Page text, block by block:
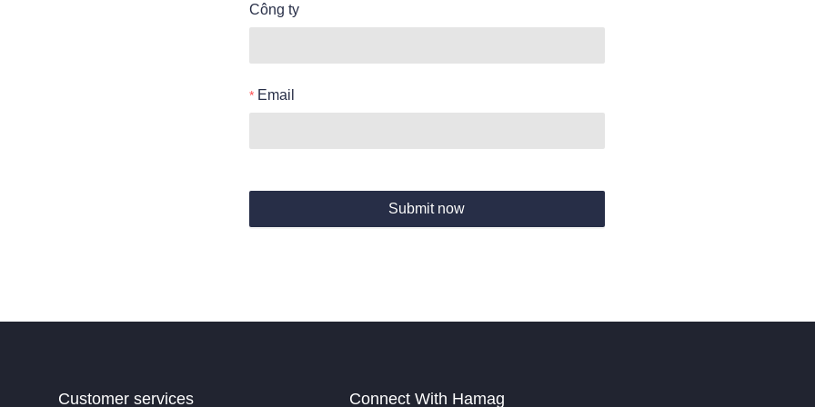
Công ty
Email
Submit now
Customer services Connect With Hamag